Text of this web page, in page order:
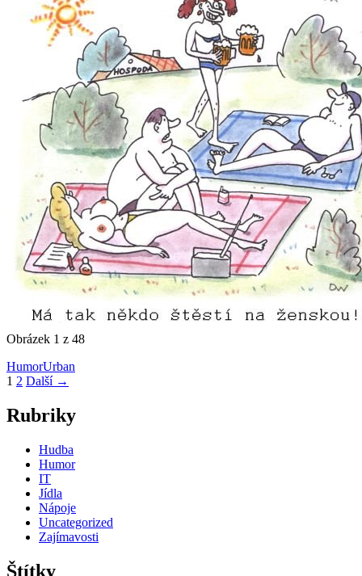
Obrázek 1 z 48
HumorUrban
Navigace
pro
příspěvky
1 2 Další →
Rubriky
Hudba
Humor
IT
Jídla
Nápoje
Uncategorized
Zajímavosti
Štítky